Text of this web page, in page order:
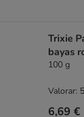
Trixie
bayas
100 g
6,69 €
Valorar: